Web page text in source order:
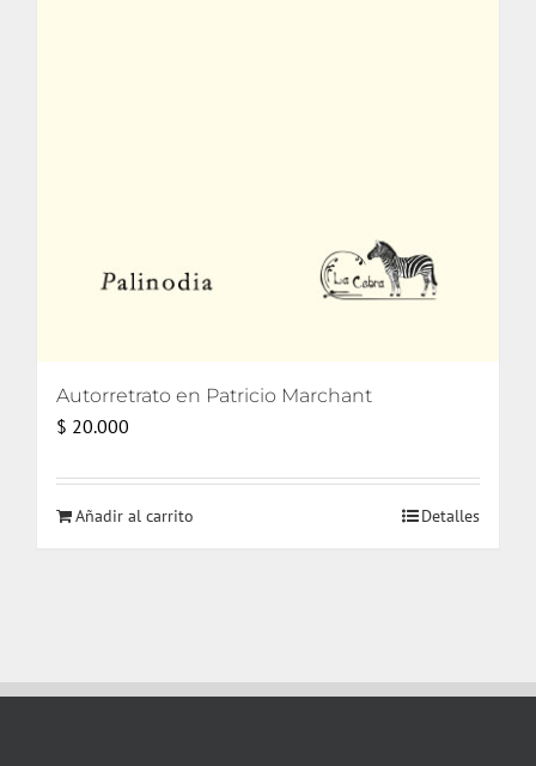
Autorretrato en Patricio Marchant
$ 20.000
Añadir al carrito Detalles